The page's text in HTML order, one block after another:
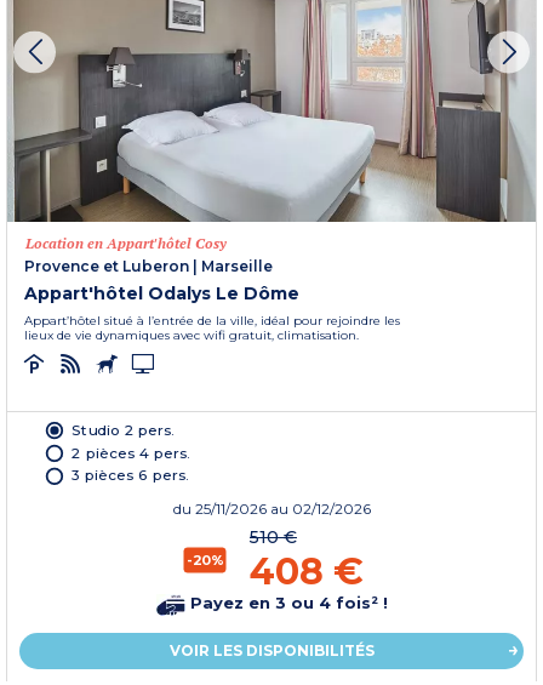
Location en Appart'hôtel Cosy
Provence et Luberon | Marseille
Appart'hôtel Odalys Le Dôme
Appart’hôtel situé à l’entrée de la ville, idéal pour rejoindre les
lieux de vie dynamiques avec wifi gratuit, climatisation.
Studio 2 pers.
2 pièces 4 pers.
3 pièces 6 pers.
du 25/11/2026 au 02/12/2026
-20%
510 €
408 €
Payez en 3 ou 4 fois² !
VOIR LES DISPONIBILITÉS